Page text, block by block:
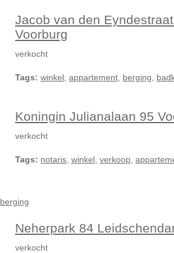
Jacob van den
Voorburg
verkocht
Tags: winkel appartement berging
berging
Koningin Julianalaan 95
verkocht
Tags: notaris winkel verkoop
Neherpark 84
verkocht